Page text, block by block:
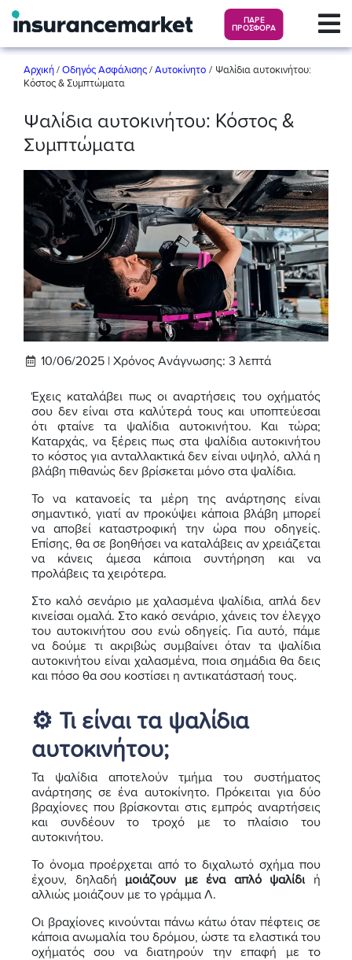
ΠΑΡΕ
ΠΡΟΣΦΟΡΑ
Αρχική / Οδηγός Ασφάλισης / Αυτοκίνητο / Ψαλίδια αυτοκινήτου:
Κόστος & Συμπτώματα
Ψαλίδια αυτοκινήτου: Κόστος &
Συμπτώματα
10/06/2025 | Χρόνος Ανάγνωσης: 3 λεπτά
Έχεις καταλάβει πως οι αναρτήσεις του οχήματός
σου δεν είναι στα καλύτερά τους και υποπτεύεσαι
ότι φταίνε τα ψαλίδια αυτοκινήτου. Και τώρα;
Καταρχάς, να ξέρεις πως στα ψαλίδια αυτοκινήτου
το κόστος για ανταλλακτικά δεν είναι υψηλό, αλλά η
βλάβη πιθανώς δεν βρίσκεται μόνο στα ψαλίδια.
Το να κατανοείς τα μέρη της ανάρτησης είναι
σημαντικό, γιατί αν προκύψει κάποια βλάβη μπορεί
να αποβεί καταστροφική την ώρα που οδηγείς.
Επίσης, θα σε βοηθήσει να καταλάβεις αν χρειάζεται
να κάνεις άμεσα κάποια συντήρηση και να
προλάβεις τα χειρότερα.
Στο καλό σενάριο με χαλασμένα ψαλίδια, απλά δεν
κινείσαι ομαλά. Στο κακό σενάριο, χάνεις τον έλεγχο
του αυτοκινήτου σου ενώ οδηγείς. Για αυτό, πάμε
να δούμε τι ακριβώς συμβαίνει όταν τα ψαλίδια
αυτοκινήτου είναι χαλασμένα, ποια σημάδια θα δεις
και πόσο θα σου κοστίσει η αντικατάστασή τους.
⚙️ Τι είναι τα ψαλίδια
αυτοκινήτου;
Τα ψαλίδια αποτελούν τμήμα του συστήματος
ανάρτησης σε ένα αυτοκίνητο. Πρόκειται για δύο
βραχίονες που βρίσκονται στις εμπρός αναρτήσεις
και συνδέουν το τροχό με το πλαίσιο του
αυτοκινήτου.
Το όνομα προέρχεται από το διχαλωτό σχήμα που
έχουν, δηλαδή μοιάζουν με ένα απλό ψαλίδι ή
αλλιώς μοιάζουν με το γράμμα Λ.
Οι βραχίονες κινούνται πάνω κάτω όταν πέφτεις σε
κάποια ανωμαλία του δρόμου, ώστε τα ελαστικά του
οχήματός σου να διατηρούν την επαφή με το